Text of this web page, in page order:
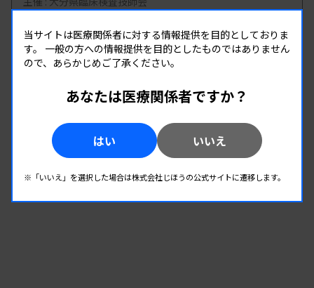
日臨技の学術組織は以前、全国規模の研究班があ
ったが、今は廃止され支部や都道府県技師会ごとに
の）密な連携が取れていない」とし、見直しを検討
していく考えを示した。専門学会との連携強化も検
討する。生涯教育については、履修率の向上、eラ
管理運営
08.19（水）-2026.08.19（水）
熊本県臨床検査技師会
開催場所 : WEB
管理運営
当サイトは医療関係者に対する情報提供を目的としておりま
す。 一般の方への情報提供を目的としたものではありません
ので、あらかじめご了承ください。
あなたは医療関係者ですか？
はい いいえ
※「いいえ」を選択した場合は株式会社じほうの公式サイトに遷移します。